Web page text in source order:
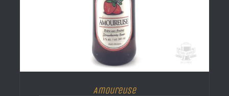
Amoureuse